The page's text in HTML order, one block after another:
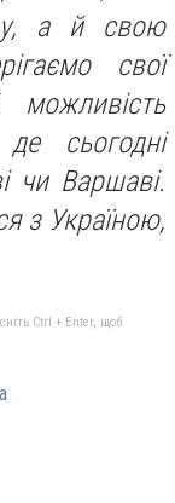
а й свою
свої
сьогодні
чи Варшаві.
з Україною,
Ctrl + Enter, щоб